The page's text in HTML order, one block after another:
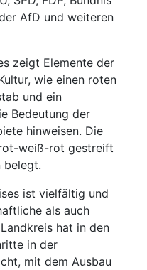
AfD und weiteren
zeigt Elemente der
wie einen roten
und ein
Bedeutung der
hinweisen. Die
weiß-rot gestreift
belegt.
ist vielfältig und
als auch
hat in den
in der
mit dem Ausbau